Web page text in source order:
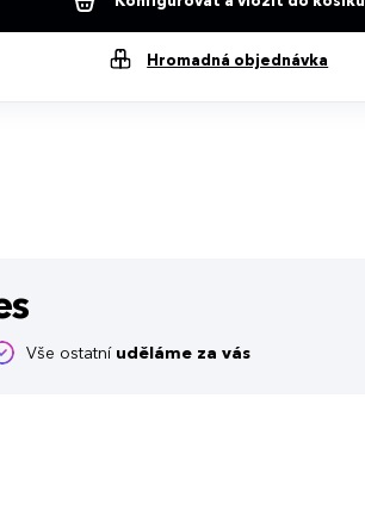
Hromadná objednávka
Vše ostatní uděláme za vás